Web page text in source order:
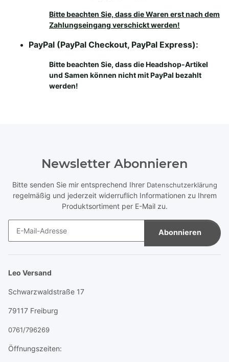
Bitte beachten Sie, dass die Waren erst nach dem
Zahlungseingang verschickt werden!
PayPal (PayPal Checkout, PayPal Express):
Bitte beachten Sie, dass die Headshop-Artikel
und Samen können nicht mit PayPal bezahlt
werden!
Newsletter Abonnieren
Bitte senden Sie mir entsprechend Ihrer Datenschutzerklärung
regelmäßig und jederzeit widerruflich Informationen zu Ihrem
Produktsortiment per E-Mail zu.
Abonnieren
Leo Versand
Schwarzwaldstraße 17
79117 Freiburg
0761/796269
Öffnungszeiten: